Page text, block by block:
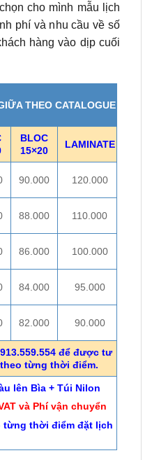
cho mình mẫu lịch
phí và nhu cầu về số
hàng vào dịp cuối
THEO CATALOGUE
BLOC
15×20
LAMINATE
90.000 120.000
88.000 110.000
86.000 100.000
84.000 95.000
82.000 90.000
để được tư
từng thời điểm.
lên Bìa + Túi Nilon
và Phí vận chuyển
từng thời điểm đặt lịch